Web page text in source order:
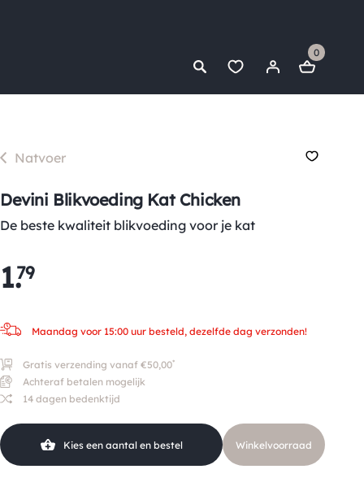
0
Natvoer
Devini Blikvoeding Kat Chicken
De beste kwaliteit blikvoeding voor je kat
1.79
Maandag voor 15:00 uur besteld, dezelfde dag verzonden!
Gratis verzending vanaf €50,00*
Achteraf betalen mogelijk
14 dagen bedenktijd
Kies een aantal en bestel Winkelvoorraad